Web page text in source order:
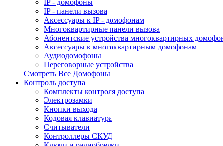
IP - домофоны
IP - панели вызова
Аксессуары к IP - домофонам
Многоквартирные панели вызова
Абонентские устройства многоквартирных
Аксессуары к многоквартирным домофонам
Аудиодомофоны
Переговорные устройства
Смотреть Все Домофоны
Контроль доступа
Комплекты контроля доступа
Электрозамки
Кнопки выхода
Кодовая клавиатура
Считыватели
Контроллеры СКУД